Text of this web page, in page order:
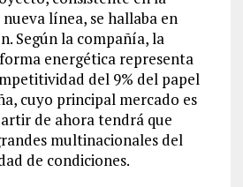
línea, se hallaba en
Según la compañía, la
energética representa
del 9% del papel
cuyo principal mercado es
de ahora tendrá que
multinacionales del
de condiciones.